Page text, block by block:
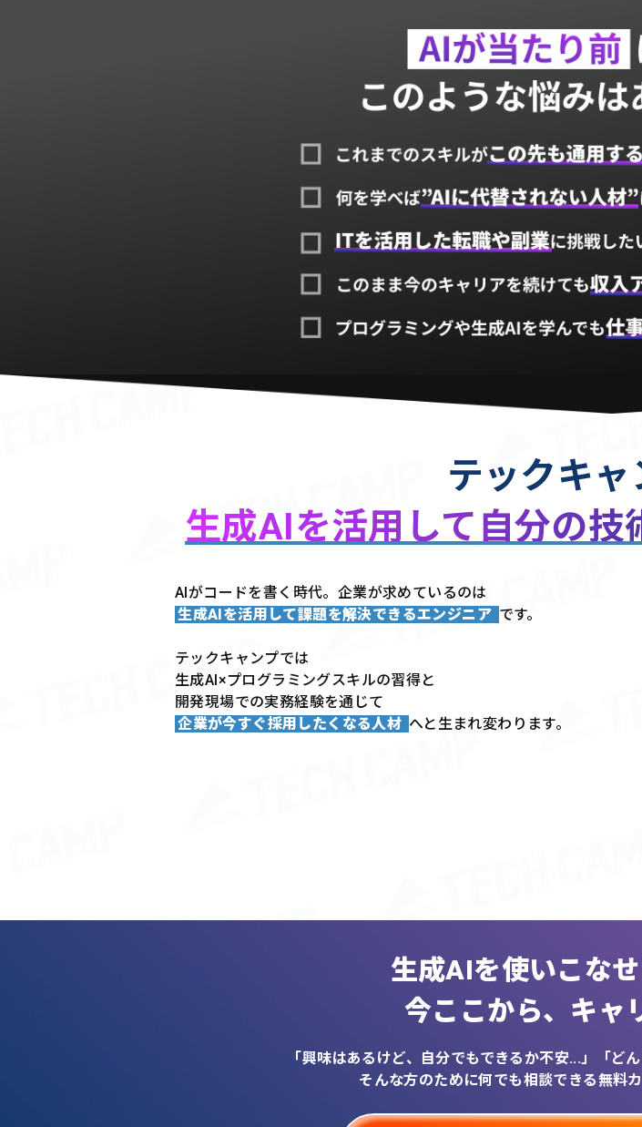
テックキャ
生成AIを活用して 自分の技
AIがコードを書く時代。企業が求めているのは
生成AIを活用して課題を解決できるエンジニア です。
テックキャンプでは
生成AI×プログラミングスキルの習得と
開発現場での実務経験を通じて
企業が今すぐ採用したくなる人材 へと生まれ変わります。
生成AIを使いこな
今ここから、 キャ
「興味はあるけど、自分でもできるか不安...」
「ど
そんな方のために何でも相談できる無料